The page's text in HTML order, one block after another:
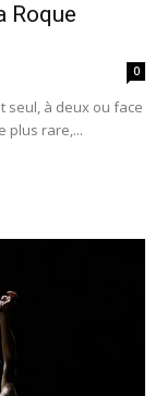
Roque
0
seul, à deux ou face
plus rare,...